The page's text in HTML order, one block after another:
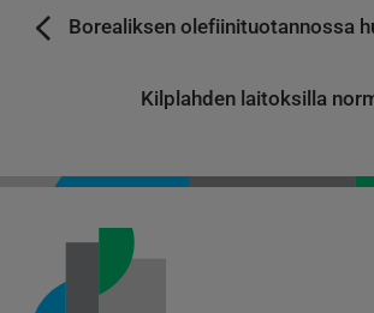
Borealiksen olefiinituotannossa
Kilplahden laitoksilla